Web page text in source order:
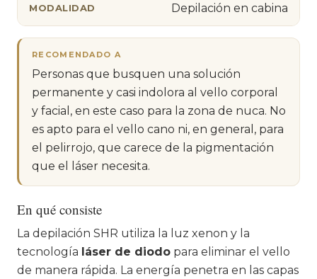
MODALIDAD Depilación en cabina
RECOMENDADO A
Personas que busquen una solución
permanente y casi indolora al vello corporal
y facial, en este caso para la zona de nuca. No
es apto para el vello cano ni, en general, para
el pelirrojo, que carece de la pigmentación
que el láser necesita.
En qué consiste
La depilación SHR utiliza la luz xenon y la
tecnología láser de diodo para eliminar el vello
de manera rápida. La energía penetra en las capas